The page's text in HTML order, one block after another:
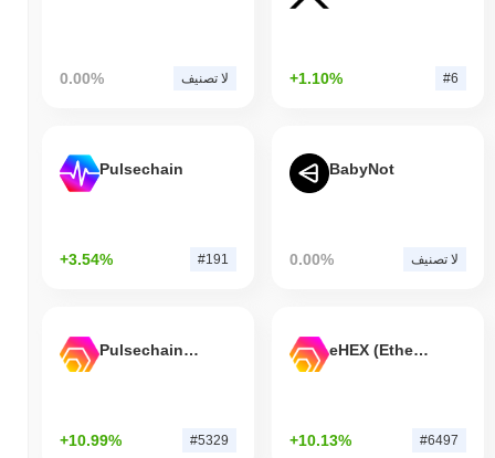
0.00% لا تصنيف +1.10% #6
Pulsechain
+3.54% #191
BabyNot
0.00% لا تصنيف
Pulsechain Bridged HEX (Pulsechain)
+10.99% #5329
eHEX (Ethereum)
+10.13% #6497